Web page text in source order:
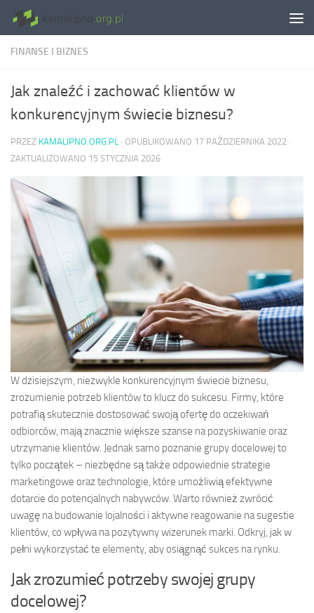
Skip to content
FINANSE I BIZNES
Jak znaleźć i zachować klientów w
konkurencyjnym świecie biznesu?
PRZEZ KAMALIPNO.ORG.PL · OPUBLIKOWANO 17 PAŹDZIERNIKA 2022 ·
ZAKTUALIZOWANO 15 STYCZNIA 2026
W dzisiejszym, niezwykle konkurencyjnym świecie biznesu,
zrozumienie potrzeb klientów to klucz do sukcesu. Firmy, które
potrafią skutecznie dostosować swoją ofertę do oczekiwań
odbiorców, mają znacznie większe szanse na pozyskiwanie oraz
utrzymanie klientów. Jednak samo poznanie grupy docelowej to
tylko początek – niezbędne są także odpowiednie strategie
marketingowe oraz technologie, które umożliwią efektywne
dotarcie do potencjalnych nabywców. Warto również zwrócić
uwagę na budowanie lojalności i aktywne reagowanie na sugestie
klientów, co wpływa na pozytywny wizerunek marki. Odkryj, jak w
pełni wykorzystać te elementy, aby osiągnąć sukces na rynku.
Jak zrozumieć potrzeby swojej grupy
docelowej?